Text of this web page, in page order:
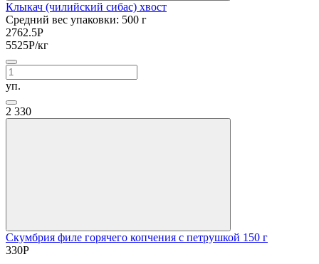
Клыкач (чилийский сибас) хвост
Средний вес упаковки: 500 г
2762.5Р
5525Р/кг
уп.
2 330
Скумбрия филе горячего копчения с петрушкой 150 г
330Р